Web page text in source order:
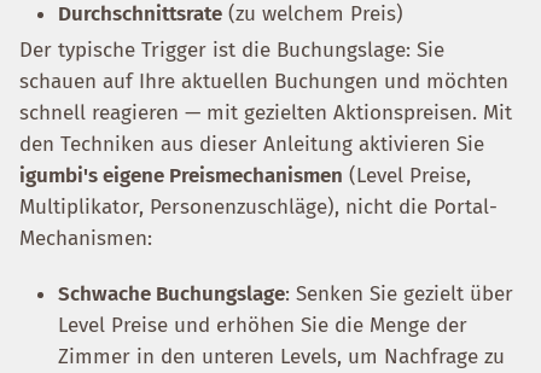
Durchschnittsrate (zu welchem Preis)
Der typische Trigger ist die Buchungslage: Sie
schauen auf Ihre aktuellen Buchungen und möchten
schnell reagieren — mit gezielten Aktionspreisen. Mit
den Techniken aus dieser Anleitung aktivieren Sie
igumbi's eigene Preismechanismen (Level Preise,
Multiplikator, Personenzuschläge), nicht die Portal-
Mechanismen:
Schwache Buchungslage: Senken Sie gezielt über
Level Preise und erhöhen Sie die Menge der
Zimmer in den unteren Levels, um Nachfrage zu